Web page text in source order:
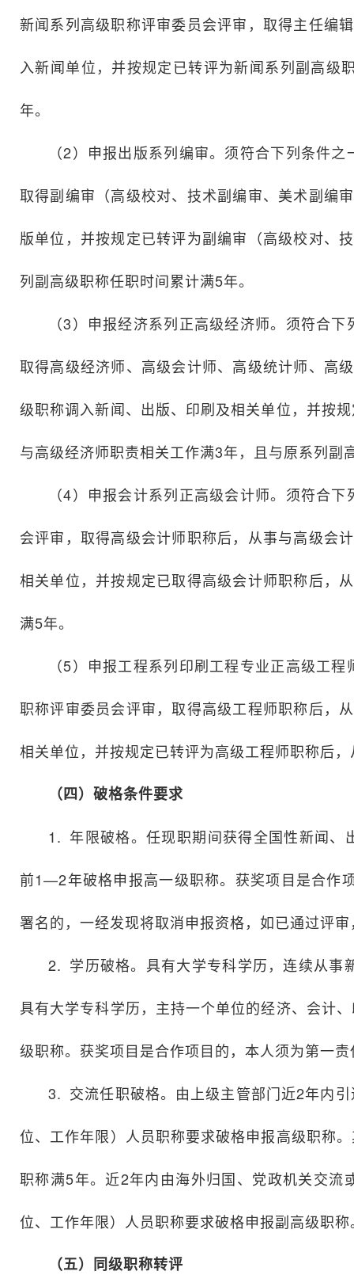
新闻系列高级职称评审委员会评审，取得主任编
入新闻单位，并按规定已转评为新闻系列副高
年。
（2）申报出版系列编审。须符合下列条件
取得副编审（高级校对、技术副编审、美术副编
版单位，并按规定已转评为副编审（高级校对、
列副高级职称任职时间累计满5年。
（3）申报经济系列正高级经济师。须符合
取得高级经济师、高级会计师、高级统计师、高
级职称调入新闻、出版、印刷及相关单位，并按
与高级经济师职责相关工作满3年，且与原系列副
（4）申报会计系列正高级会计师。须符合
会评审，取得高级会计师职称后，从事与高级会
相关单位，并按规定已取得高级会计师职称后，
满5年。
（5）申报工程系列印刷工程专业正高级工
职称评审委员会评审，取得高级工程师职称后，
相关单位，并按规定已转评为高级工程师职称后
（四）破格条件要求
1. 年限破格。任现职期间获得全国性新闻、
前1—2年破格申报高一级职称。获奖项目是合作
署名的，一经发现将取消申报资格，如已通过评
2. 学历破格。具有大学专科学历，连续从事
具有大学专科学历，主持一个单位的经济、会计
级职称。获奖项目是合作项目的，本人须为第一
3. 交流任职破格。由上级主管部门近2年内
位、工作年限）人员职称要求破格申报高级职称
职称满5年。近2年内由海外归国、党政机关交
位、工作年限）人员职称要求破格申报副高级职称
（五）同级职称转评